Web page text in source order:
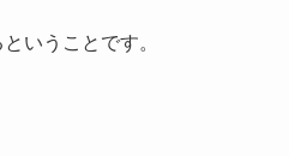
いうことです。